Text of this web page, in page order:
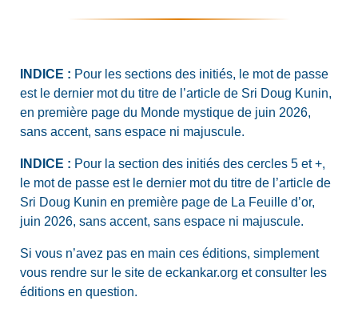
INDICE : Pour les sections des initiés, le mot de passe
est le dernier mot du titre de l’article de Sri Doug Kunin,
en première page du Monde mystique de juin 2026,
sans accent, sans espace ni majuscule.
INDICE : Pour la section des initiés des cercles 5 et +,
le mot de passe est le dernier mot du titre de l’article de
Sri Doug Kunin en première page de La Feuille d’or,
juin 2026, sans accent, sans espace ni majuscule.
Si vous n’avez pas en main ces éditions, simplement
vous rendre sur le site de eckankar.org et consulter les
éditions en question.